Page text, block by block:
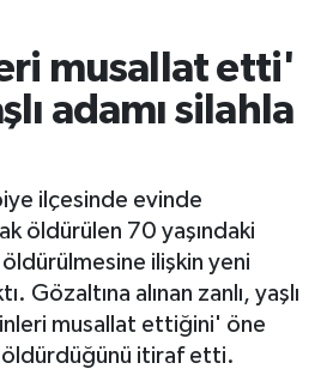
musallat etti'
adamı silahla
ilçesinde evinde
öldürülen 70 yaşındaki
ilişkin yeni
Gözaltına alınan zanlı, yaşlı
musallat ettiğini' öne
itiraf etti.